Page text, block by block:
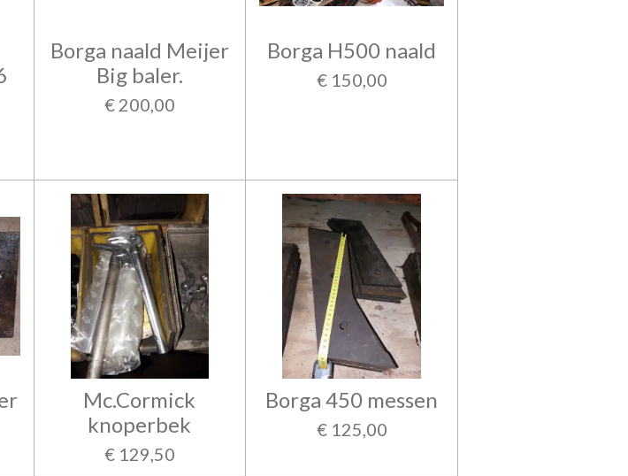
Borga naald Meijer
Big baler.
€ 200,00
Borga H500 naald
€ 150,00
Mc.Cormick
knoperbek
€ 129,50
Borga 450 messen
€ 125,00